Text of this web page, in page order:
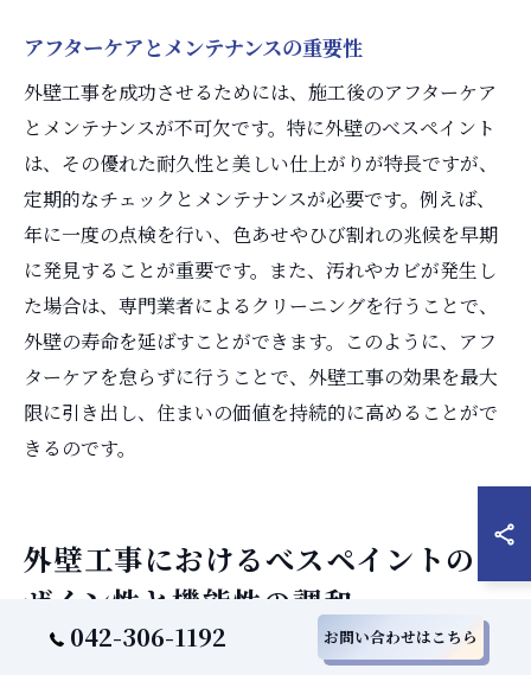
アフターケアとメンテナンスの重要性
外壁工事を成功させるためには、施工後のアフターケア
とメンテナンスが不可欠です。特に外壁のべスペイント
は、その優れた耐久性と美しい仕上がりが特長ですが、
定期的なチェックとメンテナンスが必要です。例えば、
年に一度の点検を行い、色あせやひび割れの兆候を早期
に発見することが重要です。また、汚れやカビが発生し
た場合は、専門業者によるクリーニングを行うことで、
外壁の寿命を延ばすことができます。このように、アフ
ターケアを怠らずに行うことで、外壁工事の効果を最大
限に引き出し、住まいの価値を持続的に高めることがで
きるのです。
外壁工事におけるべスペイントのデ
ザイン性と機能性の調和
042-306-1192 お問い合わせはこちら